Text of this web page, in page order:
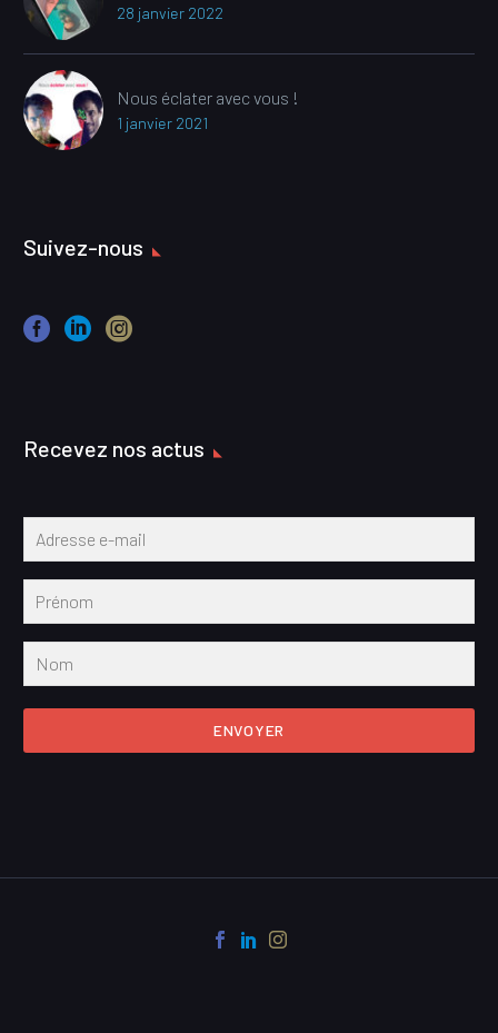
28 janvier 2022
Nous éclater avec vous !
1 janvier 2021
Suivez-nous
Recevez nos actus
ENVOYER